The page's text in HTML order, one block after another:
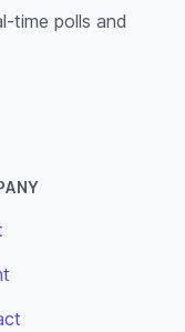
time polls and